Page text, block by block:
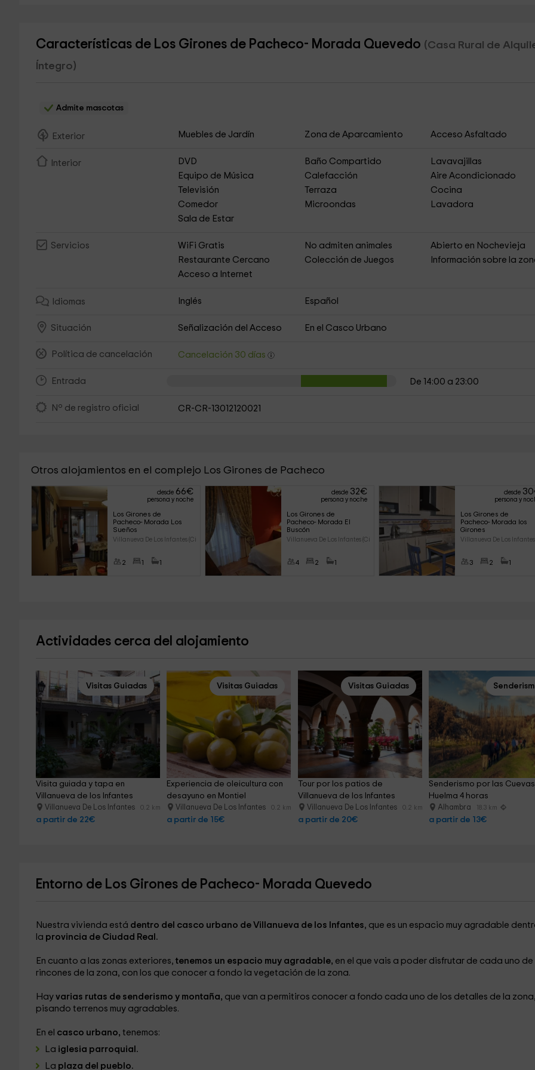
Características de Los Girones de Pacheco- Morada Quevedo (Casa Rural de
Íntegro)
Admite mascotas
Exterior Muebles de Jardín Zona de Aparcamiento Acceso Asfaltado
Interior DVD Baño Compartido
Lavavajillas
Equipo de Música
Calefacción
Aire Acondicionado
Televisión
Terraza
Cocina
Comedor
Microondas
Lavadora
Sala de Estar
Servicios WiFi Gratis No admiten animales
Abierto en Nochevieja
Restaurante Cercano
Colección de Juegos
Información sobre la
Acceso a Internet
Idiomas Inglés Español
Situación Señalización del Acceso En el Casco Urbano
Política de cancelación Cancelación 30 días
Entrada De 14:00 a 23:00
Nº de registro oficial CR-CR-13012120021
Otros alojamientos en el complejo Los Girones de Pacheco
desde 66€
persona y noche
Los Girones de
Pacheco- Morada Los
Sueños
Villanueva De Los Infantes (Ci
2 1 1
desde 32€
persona y noche
Los Girones de
Pacheco- Morada El
Buscón
Villanueva De Los Infantes (Ci
4 2 1
desde 30
persona y
Los Girones de
Pacheco- Morada los
Girones
Villanueva De Los
3 2 1
Actividades cerca del alojamiento
Visitas Guiadas
Visita guiada y tapa en
Villanueva de los Infantes
Villanueva De Los Infantes 0.2 km
a partir de 22€
Visitas Guiadas
Experiencia de oleicultura con
desayuno en Montiel
Villanueva De Los Infantes 0.2 km
a partir de 15€
Visitas Guiadas
Tour por los patios de
Villanueva de los Infantes
Villanueva De Los Infantes 0.2 km
a partir de 20€
Senderismo por las
Huelma 4 horas
Alhambra 18.3 km
a partir de 13€
Entorno de Los Girones de Pacheco- Morada Quevedo
Nuestra vivienda está dentro del casco urbano de Villanueva de los Infantes, que es un espacio muy agradable
la provincia de Ciudad Real.
En cuanto a las zonas exteriores, tenemos un espacio muy agradable, en el que vais a poder disfrutar de cada uno de
rincones de la zona, con los que conocer a fondo la vegetación de la zona.
Hayvarias rutas de senderismo y montaña, que van a permitiros conocer a fondo cada uno de los detalles de la
pisando terrenos muy agradables.
En el casco urbano, tenemos:
La iglesia parroquial.
La plaza del pueblo.